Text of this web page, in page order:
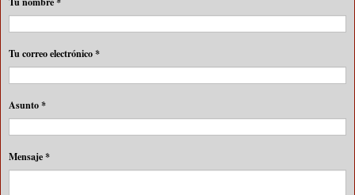
Tu correo electrónico*
Asunto*
Mensaje*